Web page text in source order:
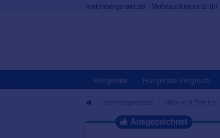
meinhoergeraet.de - Verbraucherportal
Hörgeräte Hörgeräte Vergleich
meinhoergeraet.de Aktionen & Termine
Ausgezeichnet